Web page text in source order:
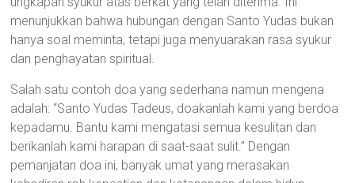
menunjukkan bahwa hubungan dengan Santo Yudas bukan
hanya soal meminta, tetapi juga menyuarakan rasa syukur
dan penghayatan spiritual.
Salah satu contoh doa yang sederhana namun mengena
adalah: “Santo Yudas Tadeus, doakanlah kami yang berdoa
kepadamu. Bantu kami mengatasi semua kesulitan dan
berikanlah kami harapan di saat-saat sulit.” Dengan
pemanjatan doa ini, banyak umat yang merasakan